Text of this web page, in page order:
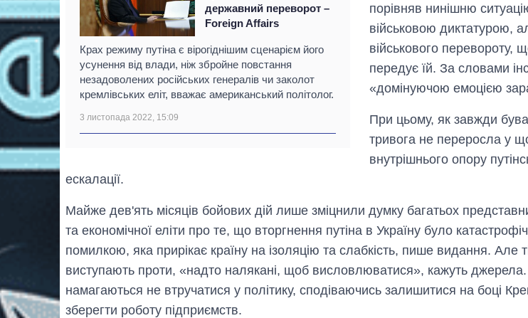
державний переворот –
Foreign Affairs
Крах режиму путіна є вірогіднішим сценарієм його
усунення від влади, ніж збройне повстання
незадоволених російських генералів чи заколот
кремлівських еліт, вважає американський політолог.
3 листопада 2022, 15:09
порівняв нинішню
військовою диктатурою,
військового перевороту,
передує їй. За словами
«домінуючою емоцією
При цьому, як завжди
тривога не переросла у
внутрішнього опору
ескалації.
Майже дев'ять місяців бойових дій лише зміцнили думку багатьох
та економічної еліти про те, що вторгнення путіна в Україну було
помилкою, яка прирікає країну на ізоляцію та слабкість, пише видання. Але
виступають проти, «надто налякані, щоб висловлюватися», кажуть джерела.
намагаються не втручатися у політику, сподіваючись залишитися на боці
зберегти роботу підприємств.